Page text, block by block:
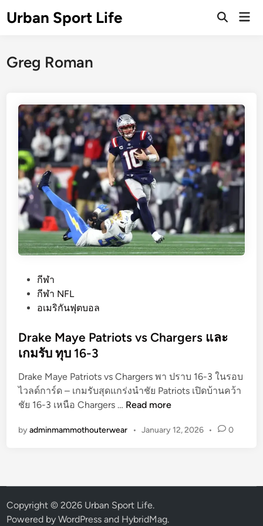
toUrban Sport Life
Open
Greg Roman
e
d
n
กีฬา
กีฬา NFL
อเมริกันฟุตบอล
Drake Maye Patriots vs Chargers และ
เกมรับ ทุบ 16-3
Drake Maye Patriots vs Chargers พา ปราบ 16-3 ในรอบ
ไวลด์การ์ด – เกมรับสุดแกร่งนำชัย Patriots เปิดบ้านคว้า
ชัย 16-3 เหนือ Chargers … D
a
a
y
e
Read more
byadminmammothouterwear • January 12, 2026 • 0
Copyright © 2026 Urban Sport Life.
Powered byWordPress and HybridMag.